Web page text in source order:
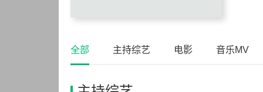
全部 主持综艺 电影 音乐MV